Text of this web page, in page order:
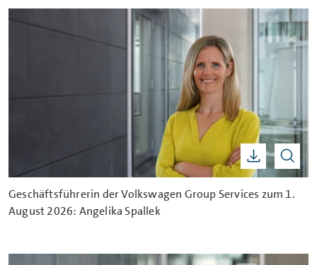
Geschäftsführerin der Volkswagen Group Services zum 1.
August 2026: Angelika Spallek